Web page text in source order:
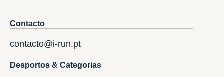
Contacto
contacto@i-run.pt
Desportos & Categorias